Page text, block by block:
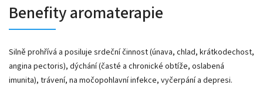
Benefity aromaterapie
Silně prohřívá a posiluje srdeční činnost (únava, chlad, krátkodechost,
angina pectoris), dýchání (časté a chronické obtíže, oslabená
imunita), trávení, na močopohlavní infekce, vyčerpání a depresi.